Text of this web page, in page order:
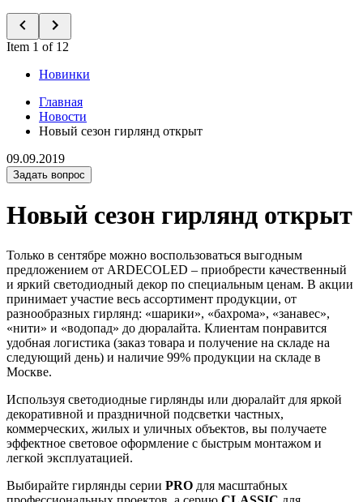
Item 1 of 12
Новинки
Главная
Новости
Новый сезон гирлянд открыт
09.09.2019
Задать вопрос
Новый сезон гирлянд открыт
Только в сентябре можно воспользоваться выгодным
предложением от ARDECOLED – приобрести качественный
и яркий светодиодный декор по специальным ценам. В акции
принимает участие весь ассортимент продукции, от
разнообразных гирлянд: «шарики», «бахрома», «занавес»,
«нити» и «водопад» до дюралайта. Клиентам понравится
удобная логистика (заказ товара и получение на складе на
следующий день) и наличие 99% продукции на складе в
Москве.
Используя светодиодные гирлянды или дюралайт для яркой
декоративной и праздничной подсветки частных,
коммерческих, жилых и уличных объектов, вы получаете
эффектное световое оформление с быстрым монтажом и
легкой эксплуатацией.
Выбирайте гирлянды серии PRO для масштабных